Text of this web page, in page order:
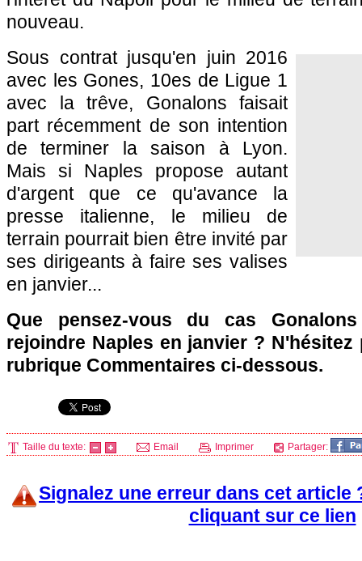
nouveau.
Sous contrat jusqu'en juin 2016
avec les Gones, 10es de Ligue 1
avec la trêve, Gonalons faisait
part récemment de son intention
de terminer la saison à Lyon.
Mais si Naples propose autant
d'argent que ce qu'avance la
presse italienne, le milieu de
terrain pourrait bien être invité par
ses dirigeants à faire ses valises
en janvier...
Que pensez-vous du cas
rejoindre Naples en janvier ?
rubrique Commentaires ci-dessous.
Taille du texte: Email Imprimer Partager:
Signalez une erreur dans cet article
cliquant sur ce lien